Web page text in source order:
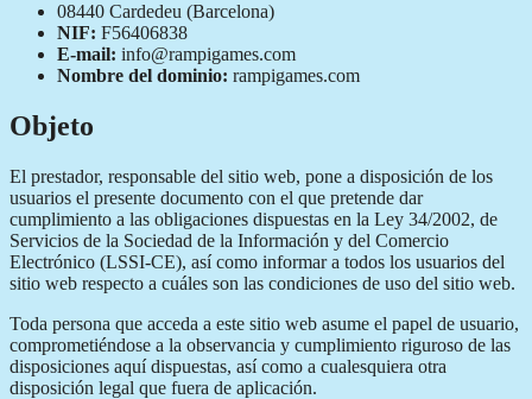
08440 Cardedeu (Barcelona)
NIF: F56406838
E-mail: info@rampigames.com
Nombre del dominio: rampigames.com
Objeto
El prestador, responsable del sitio web, pone a disposición de los
usuarios el presente documento con el que pretende dar
cumplimiento a las obligaciones dispuestas en la Ley 34/2002, de
Servicios de la Sociedad de la Información y del Comercio
Electrónico (LSSI-CE), así como informar a todos los usuarios del
sitio web respecto a cuáles son las condiciones de uso del sitio web.
Toda persona que acceda a este sitio web asume el papel de usuario,
comprometiéndose a la observancia y cumplimiento riguroso de las
disposiciones aquí dispuestas, así como a cualesquiera otra
disposición legal que fuera de aplicación.